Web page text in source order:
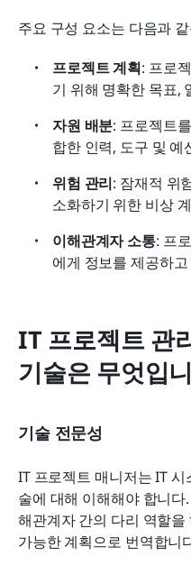
주요 구성 요소는 다음과
프로젝트 계획: 프로
기 위해 명확한 목표,
자원 배분: 프로젝트
합한 인력, 도구 및 예
위험 관리: 잠재적 위
소화하기 위한 비상
이해관계자 소통: 프
에게 정보를 제공하
IT 프로젝트 관
기술은 무엇입
기술 전문성
IT 프로젝트 매니저는 IT
술에 대해 이해해야 합니
해관계자 간의 다리 역할
가능한 계획으로 번역합니